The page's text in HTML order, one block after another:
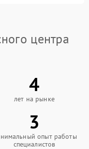
центра
4
лет на рынке
3
опыт работы
специалистов